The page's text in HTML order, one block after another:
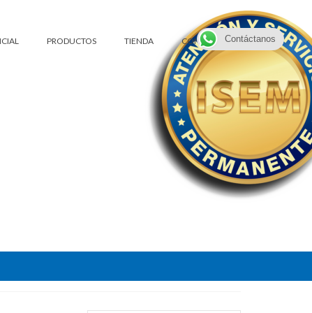
PRODUCTOS TIENDA CONTACTOContáctanos